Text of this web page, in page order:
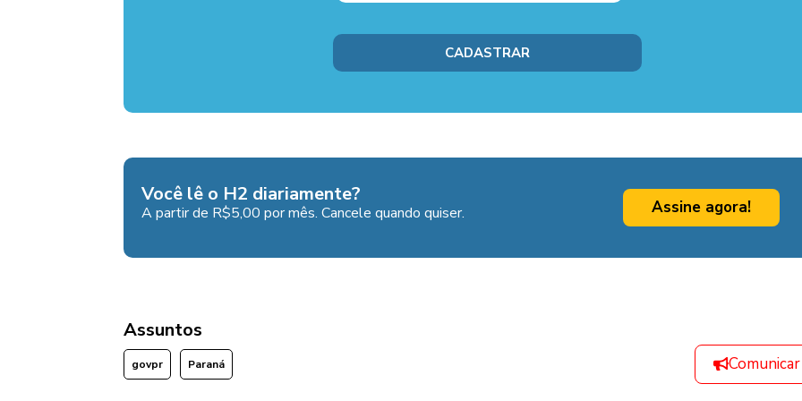
Você lê o H2 diariamente?
A partir de R$5,00 por mês. Cancele quando quiser. Assine agora!
Assuntos
govpr Paraná